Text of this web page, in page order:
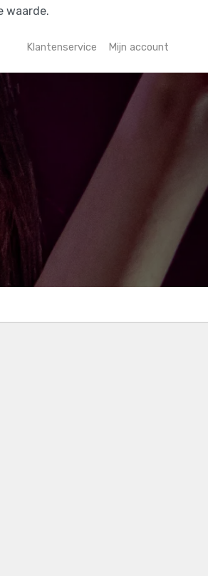
waarde.
Klantenservice Mijn account